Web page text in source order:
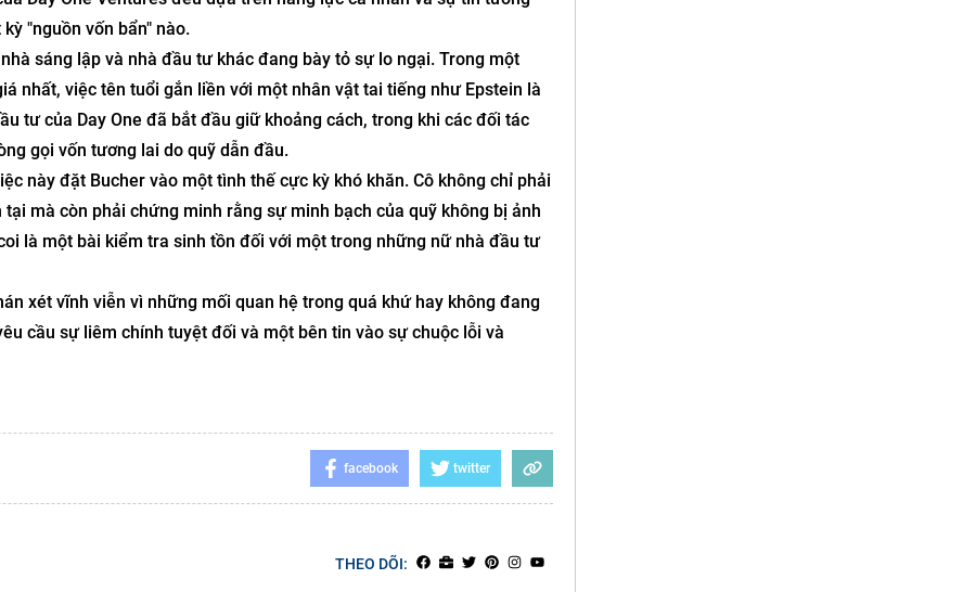
"nguồn vốn bẩn" nào.
sáng lập và nhà đầu tư khác đang bày tỏ sự lo ngại. Trong một
nhất, việc tên tuổi gắn liền với một nhân vật tai tiếng như Epstein là
tư của Day One đã bắt đầu giữ khoảng cách, trong khi các đối tác
gọi vốn tương lai do quỹ dẫn đầu.
này đặt Bucher vào một tình thế cực kỳ khó khăn. Cô không chỉ phải
mà còn phải chứng minh rằng sự minh bạch của quỹ không bị ảnh
là một bài kiểm tra sinh tồn đối với một trong những nữ nhà đầu tư
xét vĩnh viễn vì những mối quan hệ trong quá khứ hay không đang
cầu sự liêm chính tuyệt đối và một bên tin vào sự chuộc lỗi và
facebook twitter
THEO DÕI: